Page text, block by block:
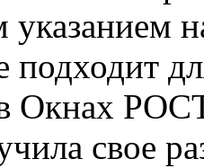
указанием
подходит
Окнах
свое